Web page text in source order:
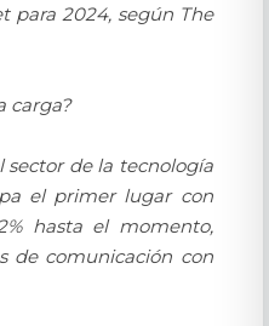
para 2024, según The
carga?
sector de la tecnología
el primer lugar con
hasta el momento,
de comunicación con